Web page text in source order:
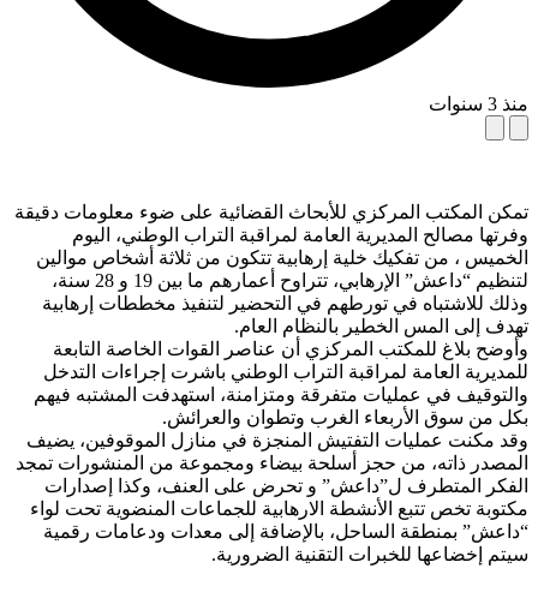
منذ 3 سنوات
تمكن المكتب المركزي للأبحاث القضائية على ضوء معلومات دقيقة
وفرتها مصالح المديرية العامة لمراقبة التراب الوطني، اليوم
الخميس ، من تفكيك خلية إرهابية تتكون من ثلاثة أشخاص موالين
لتنظيم “داعش” الإرهابي، تتراوح أعمارهم ما بين 19 و 28 سنة،
وذلك للاشتباه في تورطهم في التحضير لتنفيذ مخططات إرهابية
تهدف إلى المس الخطير بالنظام العام.
وأوضح بلاغ للمكتب المركزي أن عناصر القوات الخاصة التابعة
للمديرية العامة لمراقبة التراب الوطني باشرت إجراءات التدخل
والتوقيف في عمليات متفرقة ومتزامنة، استهدفت المشتبه فيهم
بكل من سوق الأربعاء الغرب وتطوان والعرائش.
وقد مكنت عمليات التفتيش المنجزة في منازل الموقوفين، يضيف
المصدر ذاته، من حجز أسلحة بيضاء ومجموعة من المنشورات تمجد
الفكر المتطرف ل”داعش” و تحرض على العنف، وكذا إصدارات
مكتوبة تخص تتبع الأنشطة الارهابية للجماعات المنضوية تحت لواء
“داعش” بمنطقة الساحل، بالإضافة إلى معدات ودعامات رقمية
سيتم إخضاعها للخبرات التقنية الضرورية.